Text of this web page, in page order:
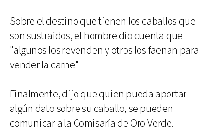
Sobre el destino que tienen los caballos que
son sustraídos, el hombre dio cuenta que
"algunos los revenden y otros los faenan para
vender la carne"
Finalmente, dijo que quien pueda aportar
algún dato sobre su caballo, se pueden
comunicar a la Comisaría de Oro Verde.